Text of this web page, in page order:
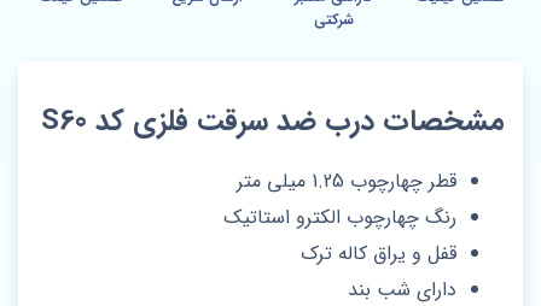
شرکتی
مشخصات درب ضد سرقت فلزی کد S60
قطر چهارچوب 1.25 میلی متر
رنگ چهارچوب الکترو استاتیک
قفل و یراق کاله ترک
دارای شب بند